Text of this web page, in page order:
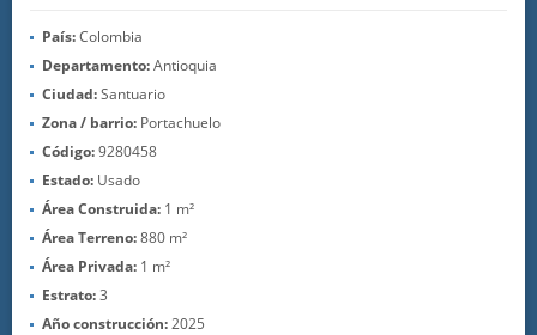
País:Colombia
Departamento:Antioquia
Ciudad:Santuario
Zona / barrio: Portachuelo
Código:9280458
Estado: Usado
Área Construida: 1 m²
Área Terreno:880 m²
Área Privada: 1 m²
Estrato:3
Año construcción:2025